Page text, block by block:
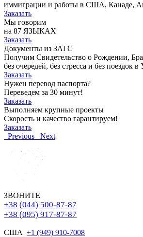
иммиграции и работы в США, Канаде,
Заказать
Мы говорим
на 87 ЯЗЫКАХ
Заказать
Документы из ЗАГС
Получим Свидетельство о Рождении,
без очередей, без стресса и без поездок
Заказать
Нужен перевод паспорта?
Переведем за 30 минут!
Заказать
Выполняем крупные проекты
Скорость и качество гарантируем!
Заказать
Previous
Next
ЗВОНИТЕ
+38 (044) 500-87-87
+38 (095) 917-87-87
США +1 (949) 910-7008